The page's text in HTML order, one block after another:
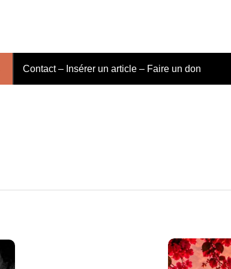
Contact – Insérer un article – Faire un don